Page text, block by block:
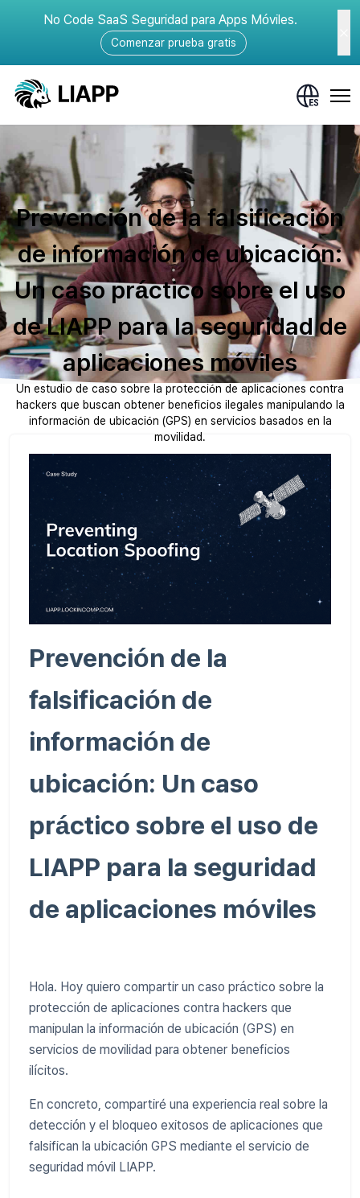
No Code SaaS Seguridad para Apps Móviles.
Comenzar prueba gratis
Prevención de la falsificación
de información de ubicación:
Un caso práctico sobre el uso
de LIAPP para la seguridad de
aplicaciones móviles
Un estudio de caso sobre la protección de aplicaciones contra
hackers que buscan obtener beneficios ilegales manipulando la
información de ubicación (GPS) en servicios basados ​​en la
movilidad.
Prevención de la
falsificación de
información de
ubicación: Un caso
práctico sobre el uso de
LIAPP para la seguridad
de aplicaciones móviles
Hola. Hoy quiero compartir un caso práctico sobre la
protección de aplicaciones contra hackers que
manipulan la información de ubicación (GPS) en
servicios de movilidad para obtener beneficios
ilícitos.
En concreto, compartiré una experiencia real sobre la
detección y el bloqueo exitosos de aplicaciones que
falsifican la ubicación GPS mediante el servicio de
seguridad móvil LIAPP.